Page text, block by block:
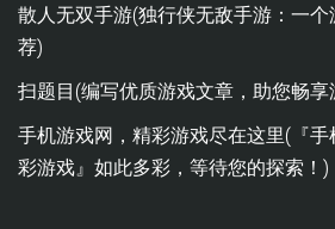
散人无双手游(独行侠无敌手游：一
荐)
扫题目(编写优质游戏文章，助您畅享
手机游戏网，精彩游戏尽在这里(『
彩游戏』如此多彩，等待您的探索！)